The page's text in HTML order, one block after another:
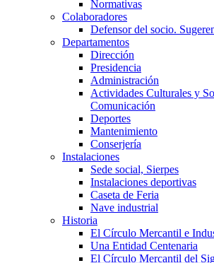
Normativas
Colaboradores
Defensor del socio.
Departamentos
Dirección
Presidencia
Administración
Actividades Culturales y
Comunicación
Deportes
Mantenimiento
Conserjería
Instalaciones
Sede social, Sierpes
Instalaciones deportivas
Caseta de Feria
Nave industrial
Historia
El Círculo Mercantil e
Una Entidad Centenaria
El Círculo Mercantil del